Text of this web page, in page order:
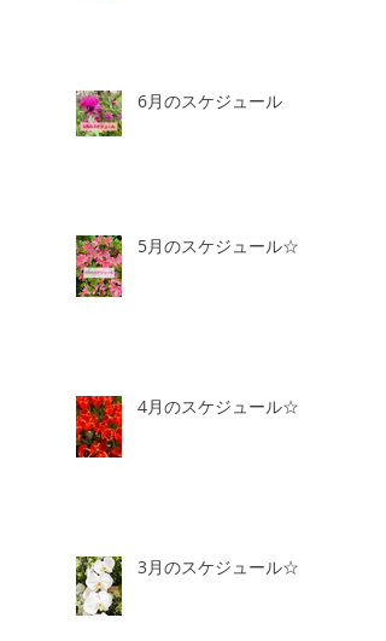
6月のスケジュール
5月のスケジュール☆
4月のスケジュール☆
3月のスケジュール☆